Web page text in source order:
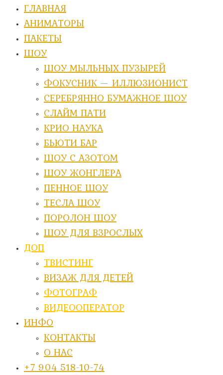
ГЛАВНАЯ
АНИМАТОРЫ
ПАКЕТЫ
ШОУ
ШОУ МЫЛЬНЫХ ПУЗЫРЕЙ
ФОКУСНИК — ИЛЛЮЗИОНИСТ
СЕРЕБРЯННО БУМАЖНОЕ ШОУ
СЛАЙМ ПАТИ
КРИО НАУКА
БЬЮТИ БАР
ШОУ С АЗОТОМ
ШОУ ЖОНГЛЕРА
ПЕННОЕ ШОУ
ТЕСЛА ШОУ
ПОРОЛОН ШОУ
ШОУ ДЛЯ ВЗРОСЛЫХ
ДОП
ТВИСТИНГ
ВИЗАЖ ДЛЯ ДЕТЕЙ
ФОТОГРАФ
ВИДЕООПЕРАТОР
ИНФО
КОНТАКТЫ
О НАС
+7 904 518-10-74